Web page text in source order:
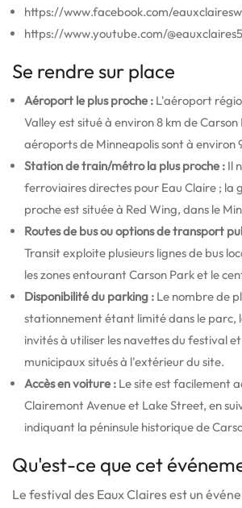
https://www.facebook.com/
https://www.youtube.com/
Se rendre sur place
Aéroport le plus proche : L'aéroport
Valley est situé à environ 8 km de
aéroports de Minneapolis sont à environ
Station de train/métro la plus proche : Il
ferroviaires directes pour Eau Claire ; la
proche est située à Red Wing, dans le
Routes de bus ou options de transport
Transit exploite plusieurs lignes de bus
les zones entourant Carson Park et le
Disponibilité du parking : Le nombre de
stationnement étant limité dans le parc,
invités à utiliser les navettes du festival
municipaux situés à l'extérieur du site.
Accès en voiture : Le site est facilement
Clairemont Avenue et Lake Street, en
indiquant la péninsule historique de
Qu'est-ce que cet
Le festival des Eaux Claires est un